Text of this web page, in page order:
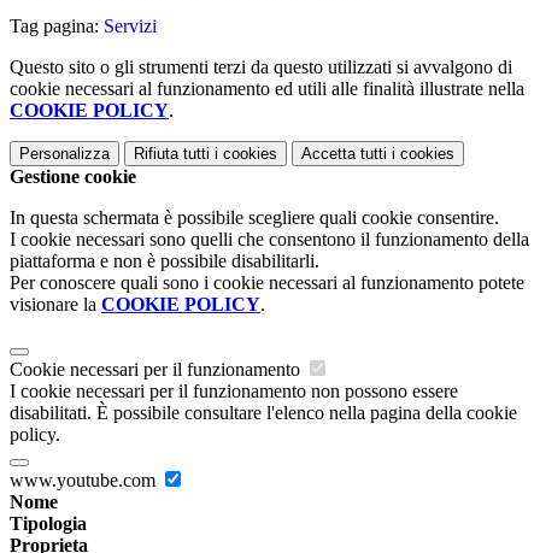
Tag pagina: Servizi
Questo sito o gli strumenti terzi da questo utilizzati si avvalgono di
cookie necessari al funzionamento ed utili alle finalità illustrate nella
COOKIE POLICY.
Personalizza Rifiuta tutti i cookies Accetta tutti i cookies
Gestione cookie
In questa schermata è possibile scegliere quali cookie consentire.
I cookie necessari sono quelli che consentono il funzionamento della
piattaforma e non è possibile disabilitarli.
Per conoscere quali sono i cookie necessari al funzionamento potete
visionare la COOKIE POLICY.
Cookie necessari per il funzionamento
I cookie necessari per il funzionamento non possono essere
disabilitati. È possibile consultare l'elenco nella pagina della cookie
policy.
www.youtube.com
Nome
Tipologia
Proprieta